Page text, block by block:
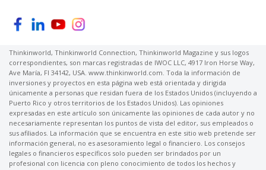
Thinkinworld, Thinkinworld Connection, Thinkinworld Magazine y sus logos
correspondientes, son marcas registradas de IWOC LLC, 4917 Iron Horse Way,
Ave María, Fl 34142, USA. www.thinkinworld.com. Toda la información de
inversiones y proyectos en esta página web está orientada y dirigida
únicamente a personas que residan fuera de los Estados Unidos (incluyendo a
Puerto Rico y otros territorios de los Estados Unidos). Las opiniones
expresadas en este artículo son únicamente las opiniones de cada autor y no
necesariamente representan los puntos de vista del editor, sus empleados o
sus afiliados. La información que se encuentra en este sitio web pretende ser
información general, no es asesoramiento legal o financiero. Los consejos
legales o financieros específicos solo pueden ser brindados por un
profesional con licencia con pleno conocimiento de todos los hechos y